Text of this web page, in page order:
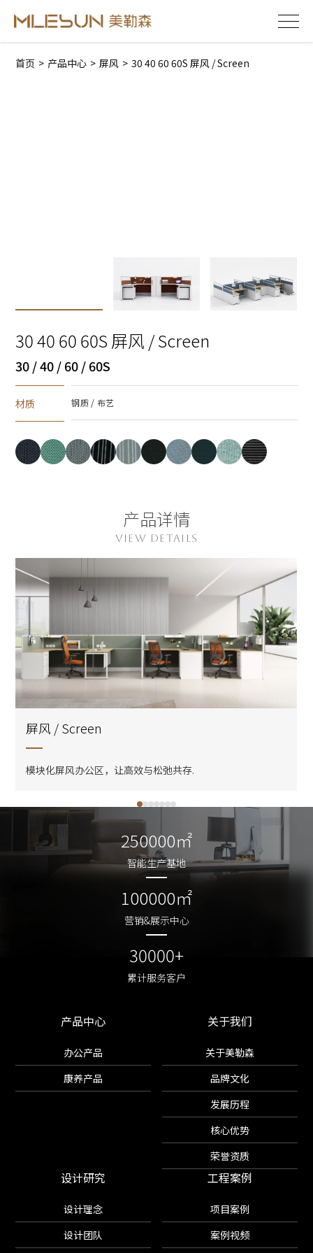
首页 > 产品中心 > 屏风 > 30 40 60 60S 屏风 / Screen
30 40 60 60S 屏风 / Screen
30 / 40 / 60 / 60S
材质 钢质 / 布艺
产品详情
VIEW DETAILS
屏风 / Screen
模块化屏风办公区，让高效与松弛共存.
250000㎡
智能生产基地
100000㎡
营销&展示中心
30000+
累计服务客户
250000㎡
智能生产基地
100000㎡
营销&展示中心
30000+
累计服务客户
产品中心
办公产品
康养产品
关于我们
关于美勒森
品牌文化
发展历程
核心优势
荣誉资质
设计研究
设计理念
设计团队
工程案例
项目案例
案例视频